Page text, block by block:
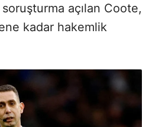
açılan Coote,
kadar hakemlik